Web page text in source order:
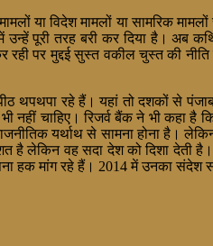
या विदेश मामलों या सामरिक
उन्हें पूरी तरह बरी कर दिया है। अब
पर मुद्दई सुस्त वकील चुस्त की
थपथपा रहे हैं। यहां तो दशकों से
चाहिए। रिजर्व बैंक ने भी कहा है
यर्थाथ से सामना होना है।
है लेकिन वह सदा देश को दिशा देती
हक मांग रहे हैं। 2014 में उनका संदेश